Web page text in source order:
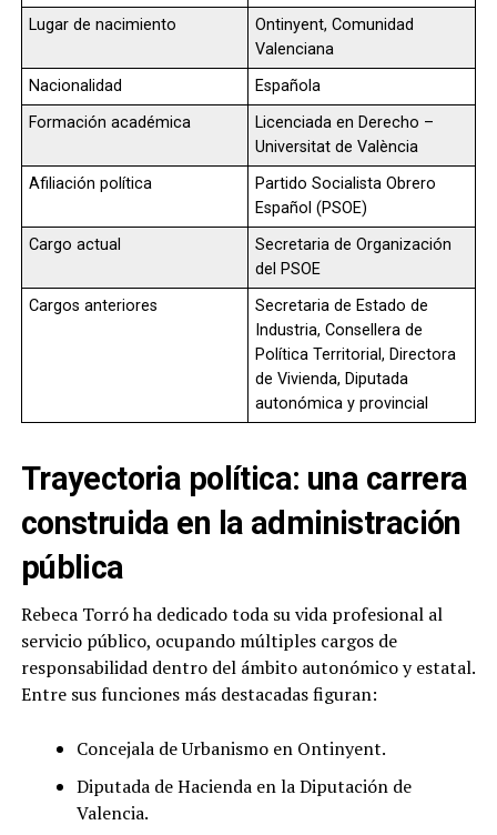
Lugar de nacimiento
Ontinyent, Comunidad
Valenciana
Nacionalidad
Española
Formación académica
Licenciada en Derecho –
Universitat de València
Afiliación política
Partido Socialista Obrero
Español (PSOE)
Cargo actual
Secretaria de Organización
del PSOE
Cargos anteriores
Secretaria de Estado de
Industria, Consellera de
Política Territorial, Directora
de Vivienda, Diputada
autonómica y provincial
Trayectoria política: una carrera
construida en la administración
pública
Rebeca Torró ha dedicado toda su vida profesional al
servicio público, ocupando múltiples cargos de
responsabilidad dentro del ámbito autonómico y estatal.
Entre sus funciones más destacadas figuran:
Concejala de Urbanismo en Ontinyent.
Diputada de Hacienda en la Diputación de
Valencia.